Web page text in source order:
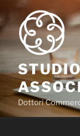
Salta
contenuto
Dottori